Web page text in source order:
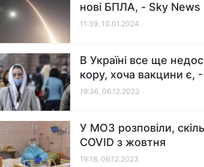
нові БПЛА, - Sky News
11:39, 10.01.2024
В Україні все ще
кору, хоча вакцини є,
19:36, 06.12.2023
У МОЗ розповіли,
COVID з жовтня
19:18, 06.12.2023